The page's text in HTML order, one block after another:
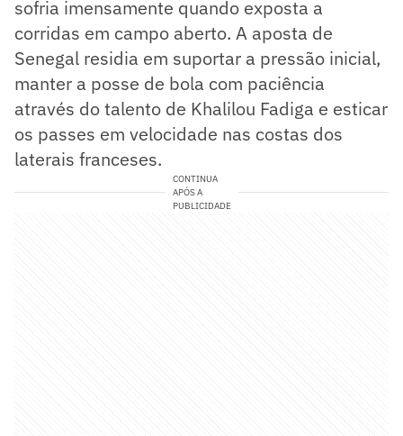
sofria imensamente quando exposta a
corridas em campo aberto. A aposta de
Senegal residia em suportar a pressão inicial,
manter a posse de bola com paciência
através do talento de Khalilou Fadiga e esticar
os passes em velocidade nas costas dos
laterais franceses.
CONTINUA
APÓS A
PUBLICIDADE